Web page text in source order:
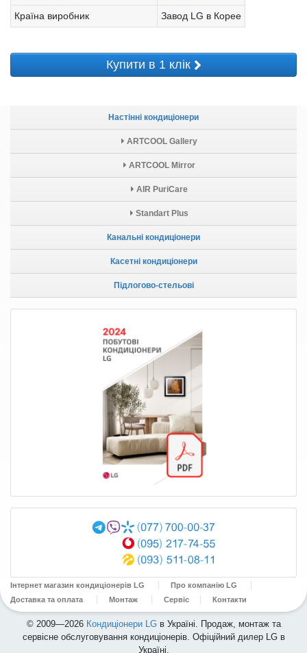
Настінні кондиціонери
ARTCOOL Gallery
ARTCOOL Mirror
AIR PuriCare
Standart Plus
Канальні кондиціонери
Касетні кондиціонери
Підлогово-стельові
Країна виробник
Завод LG в Корее
Купити в 1 клік
Інтернет магазин кондиціонерів LG
Про компанію LG
Доставка та оплата
Монтаж Сервіс Контакти
© 2009—2026 Кондиціонери LGв Україні. Продаж, монтаж та
сервісне обслуговування кондиціонерів. Офіційний дилер LG в
Україні.